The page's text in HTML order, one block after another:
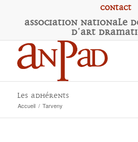
Contact
Association Nationale
d'Art D
Les adhérents
Accueil / Tarveny